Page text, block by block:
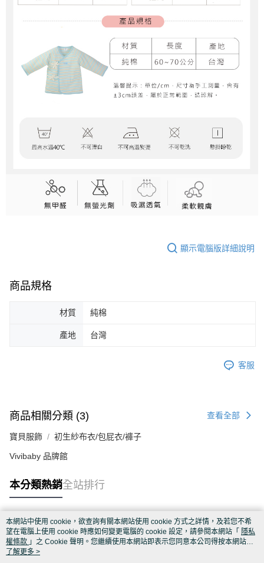
顯示電腦版詳細說明
商品規格
材質 純棉
產地 台灣
客服
商品相關分類 (3) 查看全部
寶貝服飾 初生紗布衣/包屁衣/褲子
Vivibaby 品牌館
本分類熱銷全站排行
熱門標籤
本網站中使用 cookie，欲查詢有關本網站使用 cookie 方式之詳情，及若您不希
望在電腦上使用 cookie 時應如何變更電腦的 cookie 設定，請參閱本網站「 隱私
權條款 」之 Cookie 聲明。您繼續使用本網站即表示您同意本公司得按本網站使
用條款之 Cookie 聲明使用 cookie。
了解更多 >